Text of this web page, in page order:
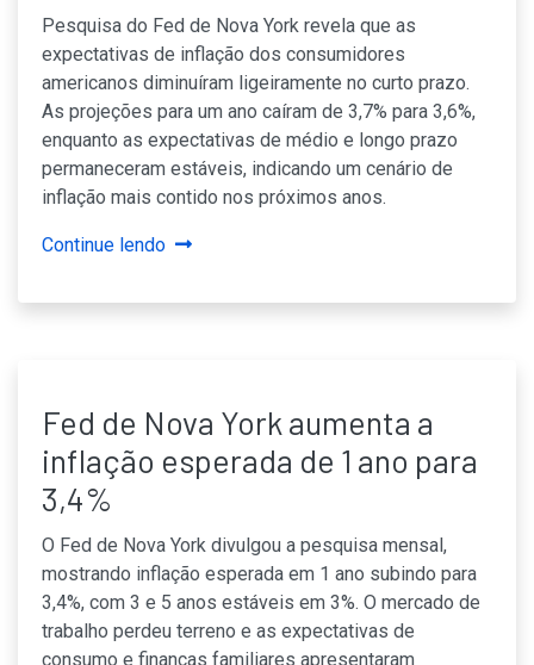
Pesquisa do Fed de Nova York revela que as
expectativas de inflação dos consumidores
americanos diminuíram ligeiramente no curto prazo.
As projeções para um ano caíram de 3,7% para 3,6%,
enquanto as expectativas de médio e longo prazo
permaneceram estáveis, indicando um cenário de
inflação mais contido nos próximos anos.
Continue lendo
Fed de Nova York aumenta a
inflação esperada de 1 ano para
3,4%
O Fed de Nova York divulgou a pesquisa mensal,
mostrando inflação esperada em 1 ano subindo para
3,4%, com 3 e 5 anos estáveis em 3%. O mercado de
trabalho perdeu terreno e as expectativas de
consumo e finanças familiares apresentaram